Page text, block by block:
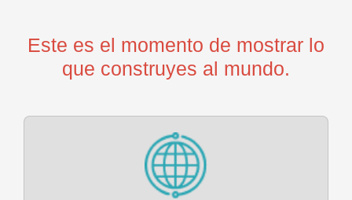
Este es el momento de mostrar lo
que construyes al mundo.